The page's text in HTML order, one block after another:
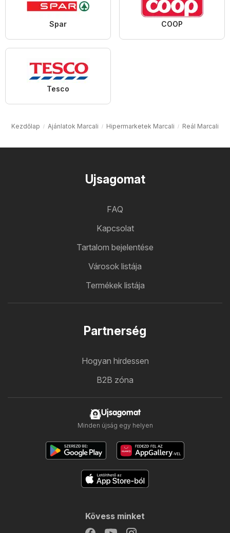
Spar COOP
Tesco
Kezdőlap Ajánlatok Marcali Hipermarketek Marcali Reál Marcali
Ujsagomat
FAQ
Kapcsolat
Tartalom bejelentése
Városok listája
Termékek listája
Partnerség
Hogyan hirdessen
B2B zóna
Ujsagomat
Minden újság egy helyen
Kövess minket